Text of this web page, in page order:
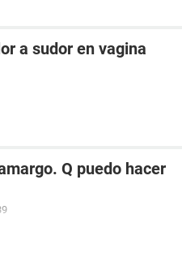
a sudor en vagina
Q puedo hacer